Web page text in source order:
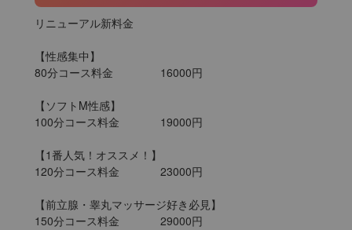
リニューアル新料金
【性感集中】
80分コース料金		16000円
【ソフトM性感】
100分コース料金		19000円
【1番人気！オススメ！】
120分コース料金		23000円
【前立腺・睾丸マッサージ好き必見】
150分コース料金		29000円